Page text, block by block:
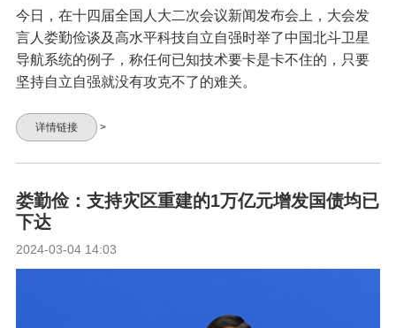
今日，在十四届全国人大二次会议新闻发布会上，大会发
言人娄勤俭谈及高水平科技自立自强时举了中国北斗卫星
导航系统的例子，称任何已知技术要卡是卡不住的，只要
坚持自立自强就没有攻克不了的难关。
详情链接 >
娄勤俭：支持灾区重建的1万亿元增发国债均已
下达
2024-03-04 14:03